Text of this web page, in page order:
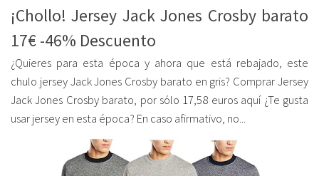
¡Chollo! Jersey Jack Jones Crosby barato
17€ -46% Descuento
¿Quieres para esta época y ahora que está rebajado, este
chulo jersey Jack Jones Crosby barato en gris? Comprar Jersey
Jack Jones Crosby barato, por sólo 17,58 euros aquí ¿Te gusta
usar jersey en esta época? En caso afirmativo, no...